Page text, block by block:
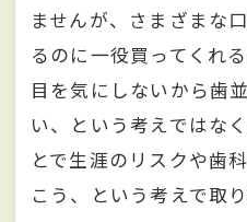
ませんが、さまざまな
るのに一役買ってくれ
目を気にしないから歯
い、という考えではな
とで生涯のリスクや歯
こう、という考えで取